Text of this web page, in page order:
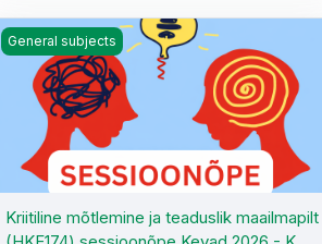
Kriitiline mõtlemine ja teaduslik
General subjects
Kriitiline mõtlemine ja teaduslik maailmapilt